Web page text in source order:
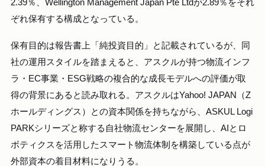
2.39％、Wellington Management Japan Pte Ltdが2.89％をそれ
ぞれ保有する構成となっている。
保有目的は報告書上「純投資目的」と記載されているが、同
社の運用スタイルを踏まえると、アスクルが持つ物流インフ
ラ・EC事業・ESG戦略の複合的な成長モデルへの評価が取
得の背景にあると読み取れる。アスクルはYahoo! JAPAN（Z
ホールディングス）との資本関係を持ちながら、ASKUL Logi
PARKシリーズと称する自社物流センターを展開し、AIとロ
ボティクスを活用したスマート物流体制を構築している点が
外部資本の着目材料になりうる。